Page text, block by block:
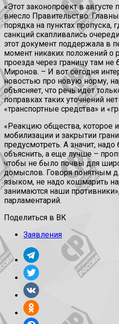
«Этот законопроект в
внесло Правительство.
порядка на пунктах пропуска,
санкций скапливались
этот документ поддержала в
момент никаких положений о
проезда через границу там
Миронов. – И вот сегодня
новостью про новую норму,
объясняет, что речь идет
поправках таких уточнений
«транспортные средства» и
«Реакцию общества, которое
мобилизации и закрытии
предусмотреть. А значит,
объяснить, а еще лучше –
чтобы не было почвы для
домыслов. Говоря понятным
языком, не надо кошмарить
занимаются наши
парламентарий.
Поделиться в ВК
Заявления